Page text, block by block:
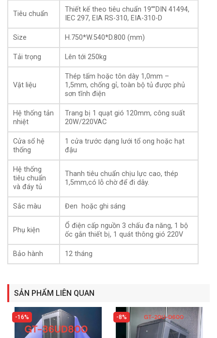
theo tiêu chuẩn 19′,hệ thống khung hàn liền chịu lực cao.
sẵn giúp bạn dễ dàng sắp xếp và kết nối các thiết bị
mạng một cách gọn gàng.
Tải trọng: lên đến 250kg
Vật liệu: Tấm thép hoặc tôn dầy 1,0mm – 1,5mm, chống
gỉ,toàn bộ tủ được phủ sơn tĩnh điện.
Hệ thống tản nhiệt: Trang bị 1 quạt tản nhiệt 120mm, công
xuất 20W/220VAC.
Hệ thống cửa: 1 cửa đằng trước đột lưới tổ ong hoặc đột
hình hạt đậu có độ thoáng 90% giúp thông thoáng khí bên
trong tủ.
Hệ thống thanh tiêu chuẩn : chịu lực cao, với thép 1,5mm.
Mầu sắc: Xám đen hoặc ghi xám ( tuỳ theo yêu cầu đặt
hàng )
Kết cấu khung: Quy cách tủ đứng,dưới chân tủ có lắp
thêm bộ 4 bánh xe thuận tiện cho việc di chuyển.
Tiêu chuẩn
Thiết kế theo tiêu chuẩn 19””DIN 41494,
IEC 297, EIA RS-310, EIA-310-D
Size H.750*W.540*D.800 (mm)
Tải trọng Lên tới 250kg
Vật liệu
Thép tấm hoặc tôn dày 1,0mm –
1,5mm, chống gỉ, toàn bộ tủ được phủ
sơn tĩnh điện
Hệ thống tản
nhiệt
Trang bị 1 quạt gió 120mm, công suất
20W/220VAC
Cửa sổ hệ
thống
1 cửa trước dạng lưới tổ ong hoặc hạt
đậu
Hệ thống
tiêu chuẩn
và đáy tủ
Thanh tiêu chuẩn chịu lực cao, thép
1,5mm,có lỗ chờ để đi dây.
Sắc màu Đen hoặc ghi sáng
Phụ kiện
Ổ điện cấp nguồn 3 chấu đa năng, 1 bộ
ốc gắn thiết bị, 1 quát thông gió 220V
Bảo hành 12 tháng
SẢN PHẨM LIÊN QUAN
16% 8%